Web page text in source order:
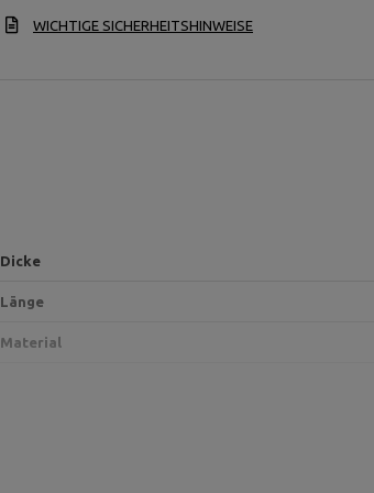
WICHTIGE SICHERHEITSHINWEISE
Dicke
Länge
Material